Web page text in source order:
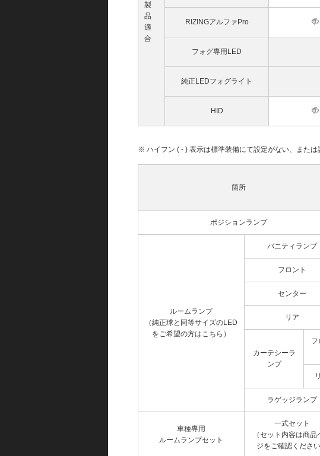
製
品
適
合
RIZINGアルファPro
フォグ専用LED
純正LEDフォグライト
HID
※ ハイフン ( - ) 表示は標準装備にて設定がない、または
箇所
ポジションランプ
ルームランプ
（純正球と同等サイズのLED
をご希望の方はこちら）
バニティランプ
フロント
センター
リア
カーテシーラ
ンプ
フ
ラゲッジランプ
車種専用
ルームランプセット
一式セット
（セット内容は商品
ジをご確認ください